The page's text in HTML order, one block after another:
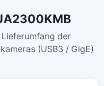
der
(USB3 / GigE)